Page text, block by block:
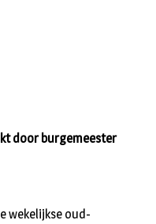
door burgemeester
wekelijkse oud-